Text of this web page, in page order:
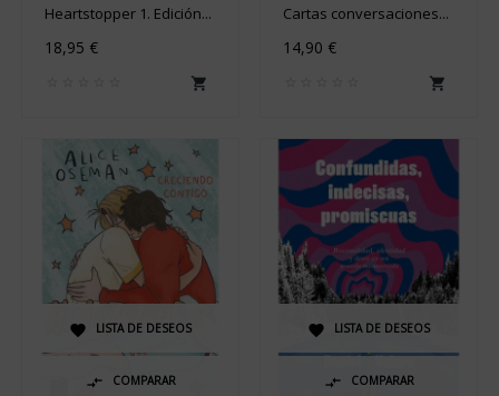
Heartstopper 1. Edición...
18,95 €

Cartas conversaciones...
14,90 €

 LISTA DE DESEOS
 COMPARAR
 LISTA DE DESEOS
 COMPARAR